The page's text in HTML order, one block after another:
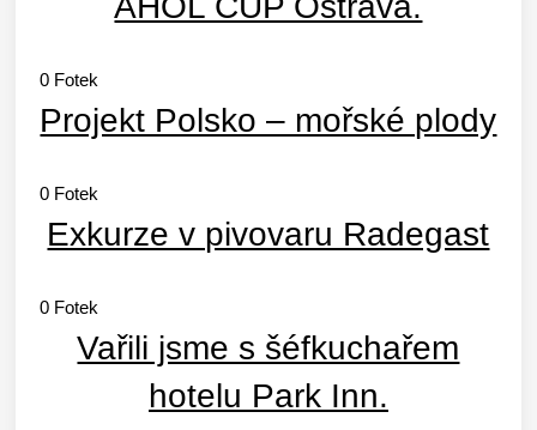
0 Fotek
Projekt Polsko – mořské plody
0 Fotek
Exkurze v pivovaru Radegast
0 Fotek
Vařili jsme s šéfkuchařem
hotelu Park Inn.